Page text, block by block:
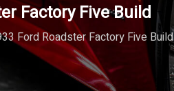
Factory Five Build
Ford Roadster Factory Five Build